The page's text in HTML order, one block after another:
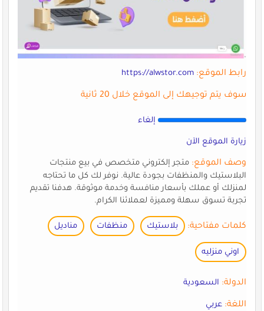
رابط الموقع: https://alwstor.com
سوف يتم توجيهك إلى الموقع خلال 20 ثانية
إلغاء
زيارة الموقع الآن
وصف الموقع:متجر إلكتروني متخصص في بيع منتجات
البلاستيك والمنظفات بجودة عالية. نوفر لك كل ما تحتاجه
لمنزلك أو عملك بأسعار منافسة وخدمة موثوقة. هدفنا تقديم
تجربة تسوق سهلة ومميزة لعملائنا الكرام.
كلمات مفتاحية: بلاستيك منظفات مناديل
اوني منزليه
الدولة: السعودية
اللغة: عربي